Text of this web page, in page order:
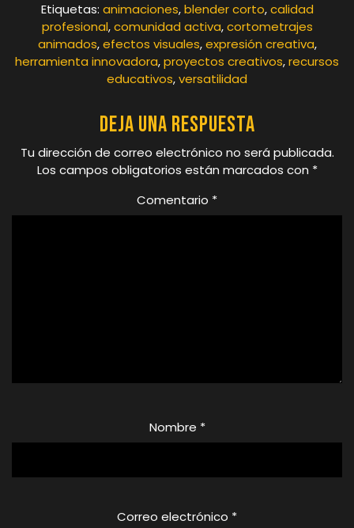
Etiquetas: animaciones,blender corto,calidad
profesional,comunidad activa,cortometrajes
animados,efectos visuales,expresión creativa,
herramienta innovadora,proyectos creativos,recursos
educativos,versatilidad
Deja una respuesta
Tu dirección de correo electrónico no será publicada.
Los campos obligatorios están marcados con *
Comentario *
Nombre *
Correo electrónico *